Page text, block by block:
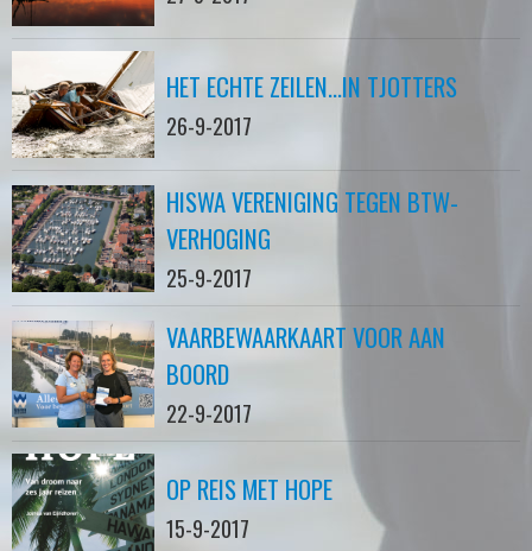
HET ECHTE ZEILEN...IN TJOTTERS
26-9-2017
HISWA VERENIGING TEGEN BTW-
VERHOGING
25-9-2017
VAARBEWAARKAART VOOR AAN
BOORD
22-9-2017
OP REIS MET HOPE
15-9-2017